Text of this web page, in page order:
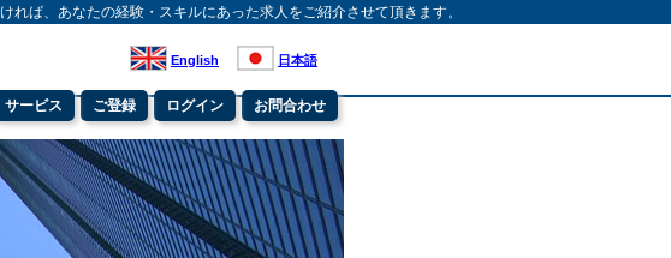
ば、あなたの経験・スキルにあった求人をご紹介させて頂きます。
English 日本語
お問合わせ
ログイン
ご登録
サービス